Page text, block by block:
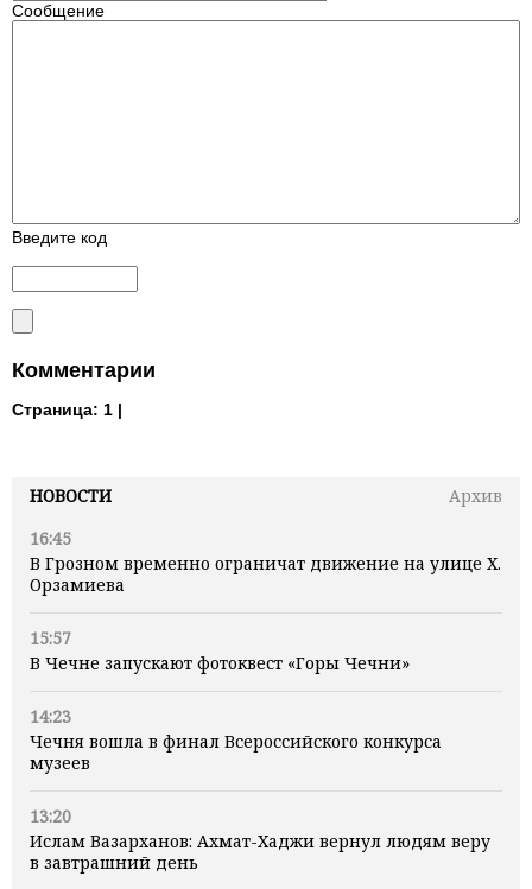
НОВОСТИ
Архив
16:45
В Грозном временно ограничат движение на улице Х.
Орзамиева
15:57
В Чечне запускают фотоквест «Горы Чечни»
14:23
Чечня вошла в финал Всероссийского конкурса
музеев
13:20
Ислам Вазарханов: Ахмат-Хаджи вернул людям веру
в завтрашний день
Сообщение
Введите код
Комментарии
Страница: 1 |